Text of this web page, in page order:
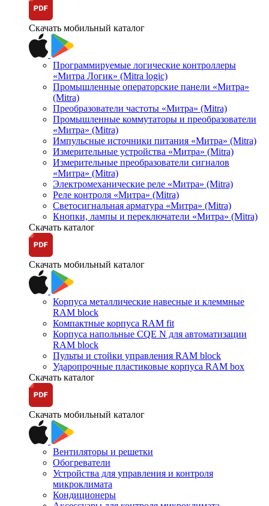
Скачать мобильный каталог
Программируемые логические контроллеры
«Митра Логик» (Mitra logic)
Промышленные операторские панели «Митра»
(Mitra)
Преобразователи частоты «Митра» (Mitra)
Промышленные коммутаторы и преобразователи
«Митра» (Mitra)
Импульсные источники питания «Митра» (Mitra)
Измерительные устройства «Митра» (Mitra)
Измерительные преобразователи сигналов
«Митра» (Mitra)
Электромеханические реле «Митра» (Mitra)
Реле контроля «Митра» (Mitra)
Светосигнальная арматура «Митра» (Mitra)
Кнопки, лампы и переключатели «Митра» (Mitra)
Скачать каталог
Скачать мобильный каталог
Корпуса металлические навесные и клеммные
RAM block
Компактные корпуса RAM fit
Корпуса напольные CQE N для автоматизации
RAM block
Пульты и стойки управления RAM block
Ударопрочные пластиковые корпуса RAM box
Скачать каталог
Скачать мобильный каталог
Вентиляторы и решетки
Обогреватели
Устройства для управления и контроля
микроклимата
Кондиционеры